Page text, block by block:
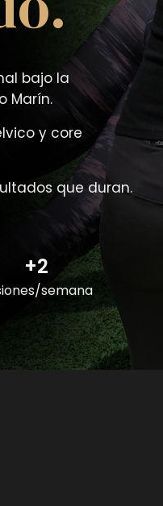
bajo la
Marín.
y core
que duran.
+2
semana